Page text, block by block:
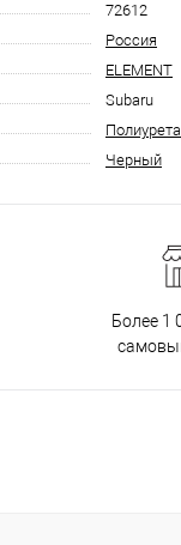
72612
Россия
ELEMENT
Subaru
Черный
Более 1